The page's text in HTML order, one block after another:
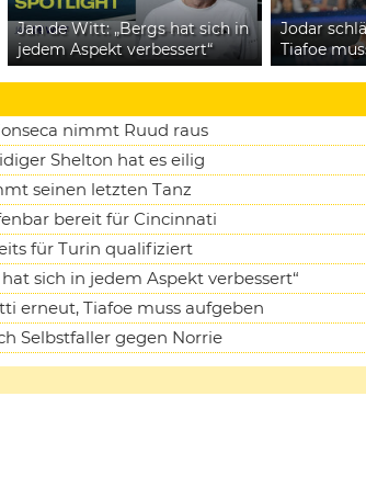
Jan de Witt: „Bergs hat sich in
jedem Aspekt verbessert“
Jodar
Tiafoe
nimmt Ruud raus
Shelton hat es eilig
seinen letzten Tanz
bereit für Cincinnati
für Turin qualifiziert
sich in jedem Aspekt verbessert“
erneut, Tiafoe muss aufgeben
Selbstfaller gegen Norrie